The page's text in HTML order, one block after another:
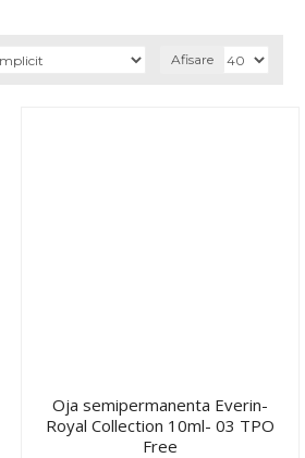
Afisare
Oja semipermanenta Everin-
Royal Collection 10ml- 03 TPO
Free